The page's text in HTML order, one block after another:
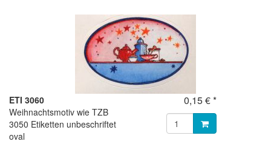
ETI 3060
Weihnachtsmotiv wie TZB
3050 Etiketten unbeschriftet
oval
0,15 € *